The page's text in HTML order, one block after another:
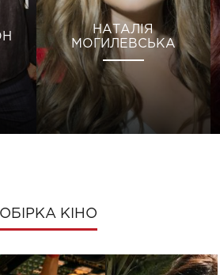
НАТАЛІЯ
МОГИЛЕВСЬКА
КІНО